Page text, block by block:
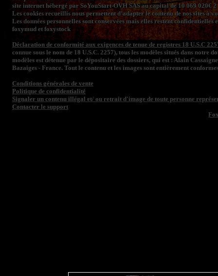
site internet hébergé par SoYouStart-OVH SAS au capital de 10 069 020€
Les cookies recueillis nous permettent d’adapter le contenu de nos sites à
Les données personnelles sont conservées mais elles restent
foxymud et foxystock
Déclaration de conformité aux exigences de tenue de registres 18 U.S.C
connue sous le nom de 18 U.S.C. 2257), tous les modèles situés dans
modèles est détenue par le dépositaire des dossiers, qui est : Alain
Bazaiges - France. Tout le contenu et les images sont entièrement
Conditions générales de vente
Politique de confidentialité
Signaler un contenu illégal et/ ou retrait d'image de toute personne
Contacter le support